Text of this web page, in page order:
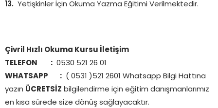
Yetişkinler İçin Okuma Yazma Eğitimi Verilmektedir.
Çivril Hızlı Okuma Kursu İletişim
TELEFON : 0530 521 26 01
WHATSAPP : ( 0531 )521 2601 Whatsapp Bilgi Hattına
yazın ÜCRETSİZ bilgilendirme için eğitim danışmanlarımız
en kısa sürede size dönüş sağlayacaktır.